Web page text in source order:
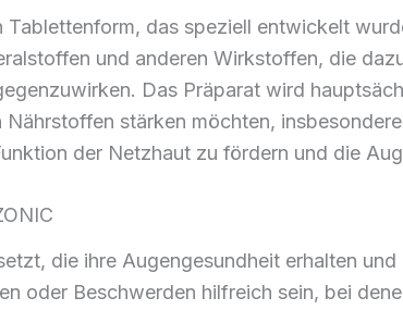
das speziell entwickelt
und anderen Wirkstoffen, die
Das Präparat wird
stärken möchten,
der Netzhaut zu fördern und die
die ihre Augengesundheit erhalten
oder Beschwerden hilfreich sein, bei